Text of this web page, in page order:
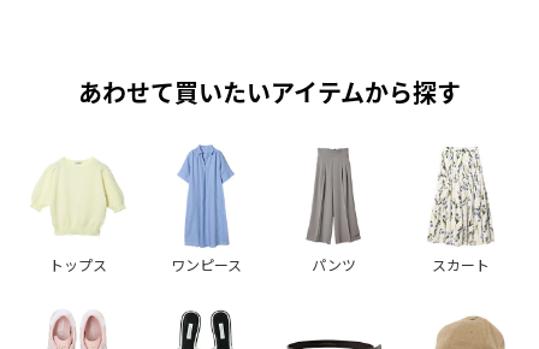
あわせて買いたいアイテムから探す
トップス ワンピース パンツ スカート